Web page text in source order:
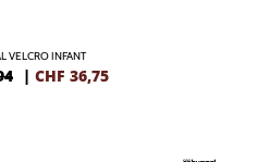
VELCRO INFANT
| CHF 36,75